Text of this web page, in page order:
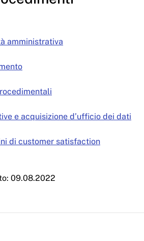
amministrativa
e acquisizione d’ufficio dei dati
di customer satisfaction
09.08.2022